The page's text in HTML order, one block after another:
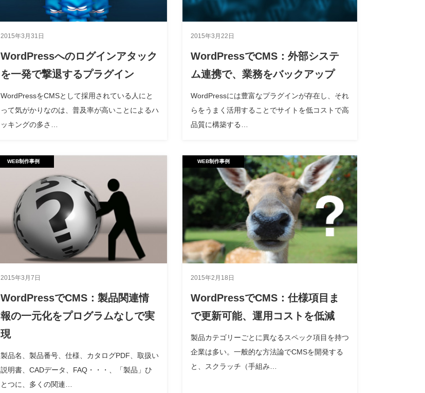
2015年3月31日
WordPressへのログインアタック
を一発で撃退するプラグイン
WordPressをCMSとして採用されている人にと
って気がかりなのは、普及率が高いことによるハ
ッキングの多さ…
2015年3月22日
WordPressでCMS：外部システ
ム連携で、業務をバックアップ
WordPressには豊富なプラグインが存在し、それ
らをうまく活用することでサイトを低コストで高
品質に構築する…
WEB制作事例
2015年3月7日
WordPressでCMS：製品関連情
報の一元化をプログラムなしで実
現
製品名、製品番号、仕様、カタログPDF、取扱い
説明書、CADデータ、FAQ・・・、「製品」ひ
とつに、多くの関連…
WEB制作事例
2015年2月18日
WordPressでCMS：仕様項目ま
で更新可能、運用コストを低減
製品カテゴリーごとに異なるスペック項目を持つ
企業は多い。一般的な方法論でCMSを開発する
と、スクラッチ（手組み…